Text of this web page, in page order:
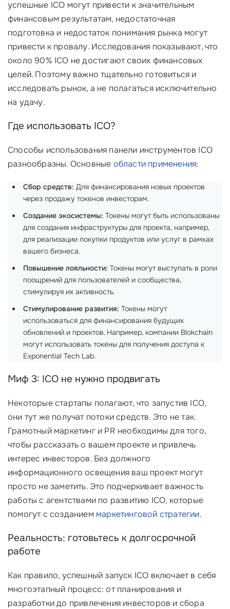
успешные ICO могут привести к значительным
финансовым результатам, недостаточная
подготовка и недостаток понимания рынка могут
привести к провалу. Исследования показывают, что
около 90% ICO не достигают своих финансовых
целей. Поэтому важно тщательно готовиться и
исследовать рынок, а не полагаться исключительно
на удачу.
Где использовать ICO?
Способы использования панели инструментов ICO
разнообразны. Основные области применения:
Сбор средств: Для финансирования новых проектов
через продажу токенов инвесторам.
Создание экосистемы: Токены могут быть использованы
для создания инфраструктуры для проекта, например,
для реализации покупки продуктов или услуг в рамках
вашего бизнеса.
Повышение лояльности: Токены могут выступать в роли
поощрений для пользователей и сообщества,
стимулируя их активность.
Стимулирование развития: Токены могут
использоваться для финансирования будущих
обновлений и проектов. Например, компании Blokchain
могут использовать токены для получения доступа к
Exponential Tech Lab.
Миф 3: ICO не нужно продвигать
Некоторые стартапы полагают, что запустив ICO,
они тут же получат потоки средств. Это не так.
Грамотный маркетинг и PR необходимы для того,
чтобы рассказать о вашем проекте и привлечь
интерес инвесторов. Без должного
информационного освещения ваш проект могут
просто не заметить. Это подчеркивает важность
работы с агентствами по развитию ICO, которые
помогут с созданием маркетинговой стратегии.
Реальность: готовьтесь к долгосрочной
работе
Как правило, успешный запуск ICO включает в себя
многоэтапный процесс: от планирования и
разработки до привлечения инвесторов и сбора